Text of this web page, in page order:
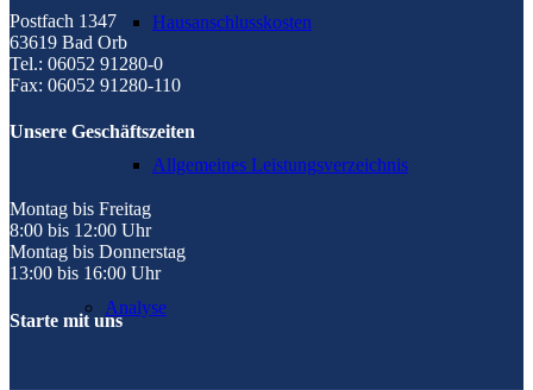
Hausanschlusskosten
Allgemeines Leistungsverzeichnis
Analyse
Postfach 1347
63619 Bad Orb
Tel.: 06052 91280-0
Fax: 06052 91280-110
Unsere Geschäftszeiten
Montag bis Freitag
8:00 bis 12:00 Uhr
Montag bis Donnerstag
13:00 bis 16:00 Uhr
Starte mit uns